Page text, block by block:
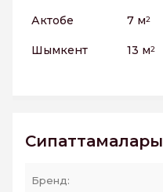
Актобе 7 м2
Шымкент 13 м2
Сипаттамалары
Бренд: